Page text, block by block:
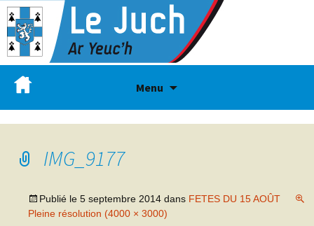
Menu
IMG_9177
Publié le 5 septembre 2014 dans FETES DU 15 AOÛT
Pleine résolution (4000 × 3000)